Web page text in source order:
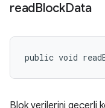
readBlockData
public void
Blok verilerini geçerli